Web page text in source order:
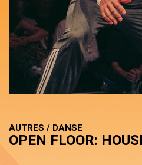
AUTRES / DANSE
OPEN FLOOR: